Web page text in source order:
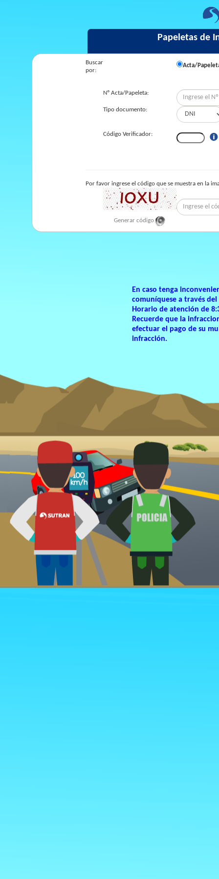
Papeletas de
Buscar
por:
Acta/
Nº Acta/Papeleta:
Tipo documento:
Código Verificador:
Por favor ingrese el código que se muestra en la
Generar código
En caso tenga
comuníquese a través
Horario de atención de
Recuerde que la
efectuar el pago de su
infracción.